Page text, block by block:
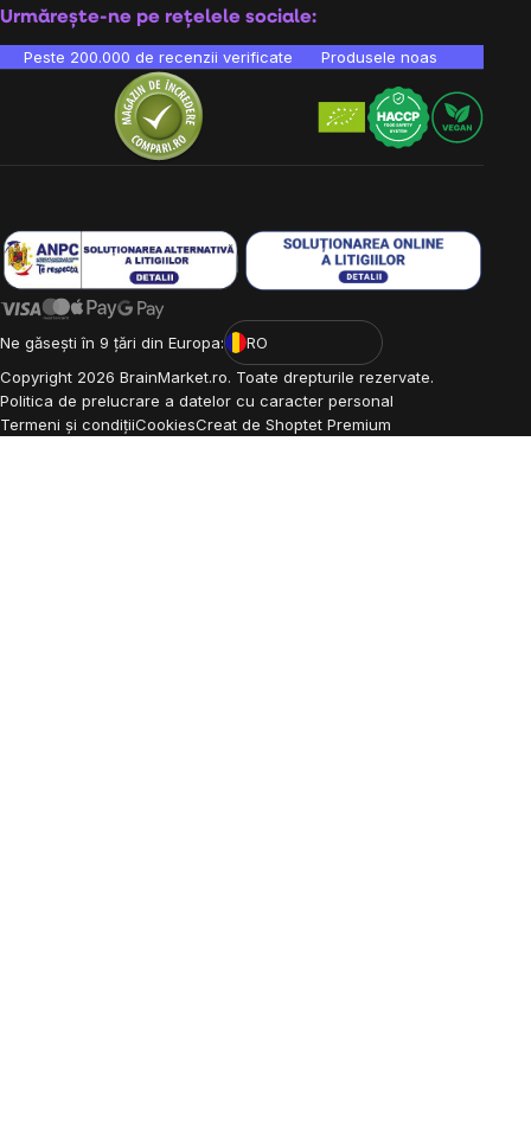
Urmărește-ne pe rețelele sociale:
Peste 200.000 de recenzii verificate Produsele noastre sunt
Ne găsești în 9 țări din Europa:
RO
Copyright 2026 BrainMarket.ro. Toate drepturile rezervate.
Politica de prelucrare a datelor cu caracter personal
Termeni și condițiiCookiesCreat de Shoptet Premium